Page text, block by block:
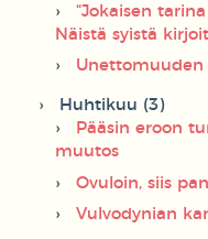
“Jokaisen
Näistä syistä
Unettomuuden
Huhtikuu (3)
Pääsin eroon
muutos
Ovuloin, siis
Vulvodynian